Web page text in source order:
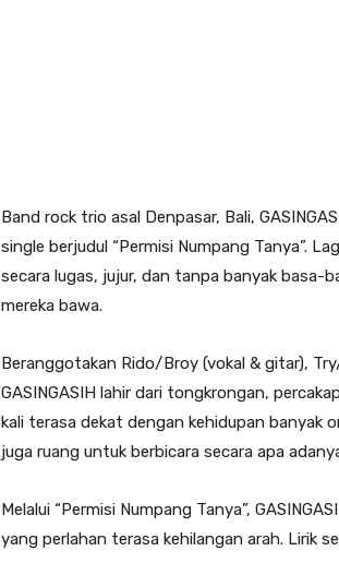
Band rock trio asal Denpasar, Bali,
single berjudul “Permisi Numpang Tanya”.
secara lugas, jujur, dan tanpa banyak basa-
mereka bawa.
Beranggotakan Rido/Broy (vokal & gitar),
GASINGASIH lahir dari tongkrongan,
kali terasa dekat dengan kehidupan banyak
juga ruang untuk berbicara secara apa
Melalui “Permisi Numpang Tanya”,
yang perlahan terasa kehilangan arah. Lirik